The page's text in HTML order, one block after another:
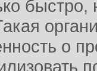
быстро,
о